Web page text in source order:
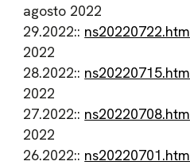
agosto 2022
29.2022:: ns20220722.htm
2022
28.2022:: ns20220715.htm
2022
27.2022:: ns20220708.htm
2022
26.2022:: ns20220701.htm